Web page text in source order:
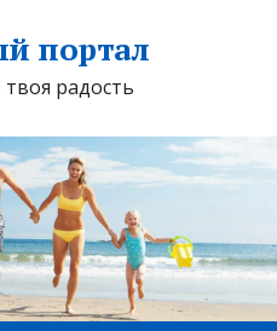
портал
радость